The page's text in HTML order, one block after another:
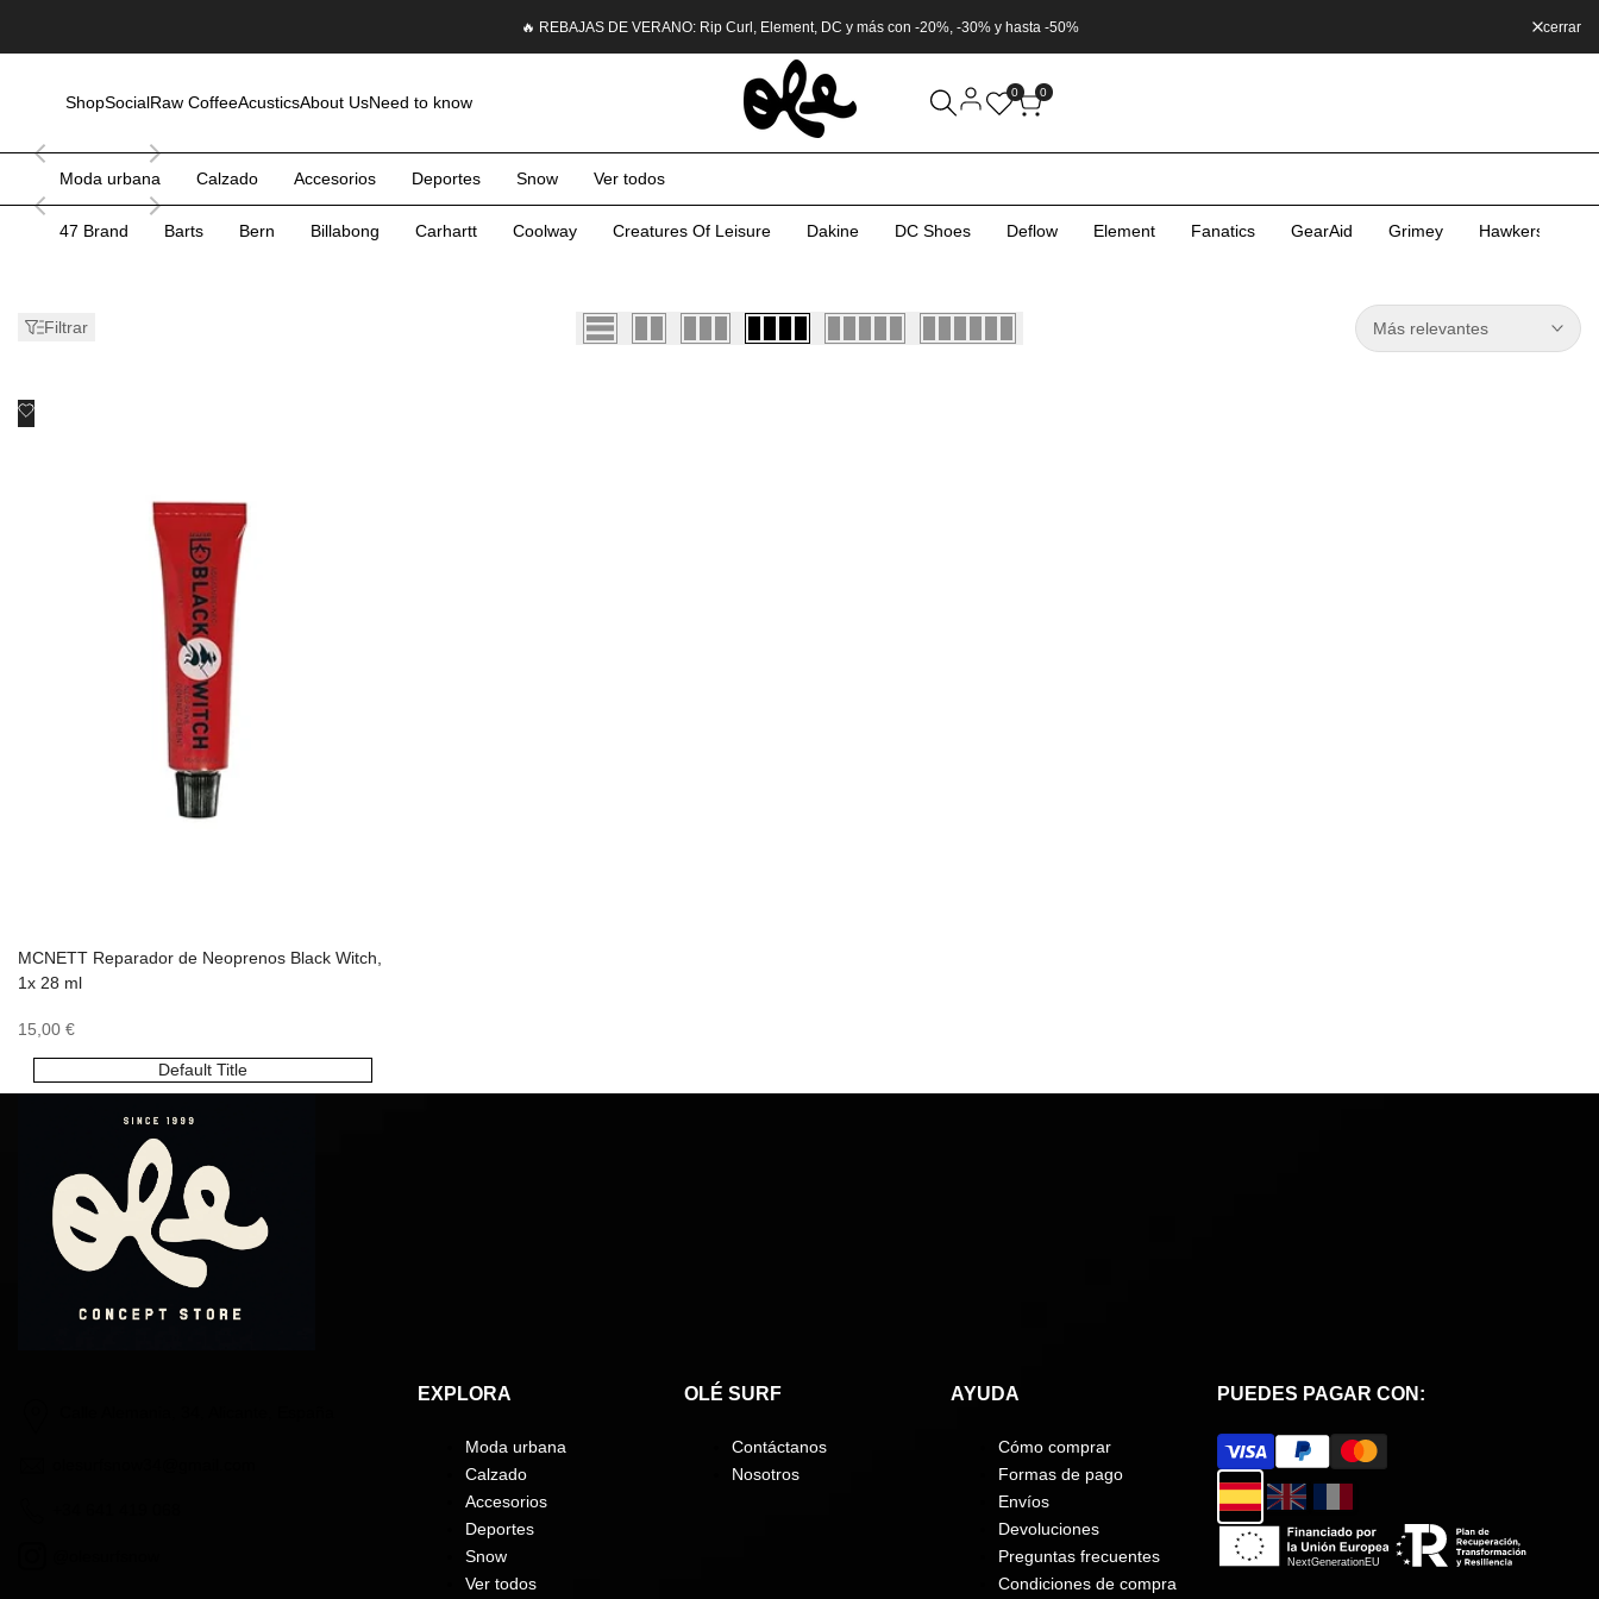
🔥 REBAJAS DE VERANO: Rip Curl, Element, DC y más con -20%, -30% y hasta -50% cerrar
ShopSocialRaw CoffeeAcusticsAbout UsNeed to know
0 0
Moda urbana Calzado Accesorios Deportes Snow Ver todos
47 Brand Barts Bern Billabong Carhartt Coolway Creatures Of Leisure Dakine DC Shoes Deflow Element Fanatics GearAid Grimey Hawkers
Filtrar Más relevantes
Añadir
MCNETT Reparador de Neoprenos Black Witch,
1x 28 ml
Precio
oferta
15,00 €
Default Title
EXPLORA
Moda urbana
Calzado
Accesorios
Deportes
Snow
Ver todos
OLÉ SURF
Contáctanos
Nosotros
AYUDA
Cómo comprar
Formas de pago
Envíos
Devoluciones
Preguntas frecuentes
Condiciones de compra
PUEDES PAGAR CON: